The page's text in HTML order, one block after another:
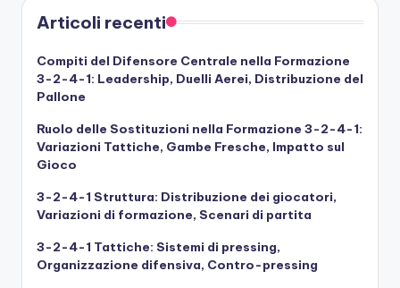
Articoli recenti
Compiti del Difensore Centrale nella Formazione
3-2-4-1: Leadership, Duelli Aerei, Distribuzione del
Pallone
Ruolo delle Sostituzioni nella Formazione 3-2-4-1:
Variazioni Tattiche, Gambe Fresche, Impatto sul
Gioco
3-2-4-1 Struttura: Distribuzione dei giocatori,
Variazioni di formazione, Scenari di partita
3-2-4-1 Tattiche: Sistemi di pressing,
Organizzazione difensiva, Contro-pressing